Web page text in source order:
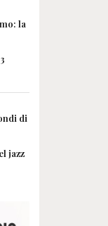
la
di
jazz